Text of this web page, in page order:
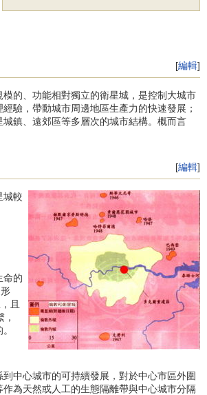
[編輯]
的、功能相對獨立的衛星城，是控制大城市
驗，帶動城市周邊地區生產力的快速發展；
鎮、遠郊區等多層次的城市結構。概而言
[編輯]
城較
命的
且
到中心城市的可持續發展，對於中心市區外圍
作為天然或人工的生態隔離帶與中心城市分隔